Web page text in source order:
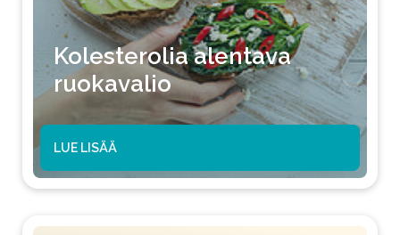
Kolesterolia alentava
ruokavalio
LUE LISÄÄ